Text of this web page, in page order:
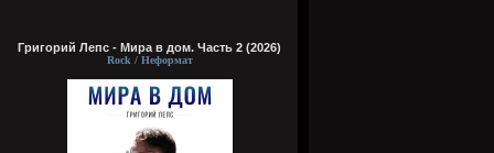
Григорий Лепс - Мира в дом. Часть 2 (2026)
Rock / Неформат